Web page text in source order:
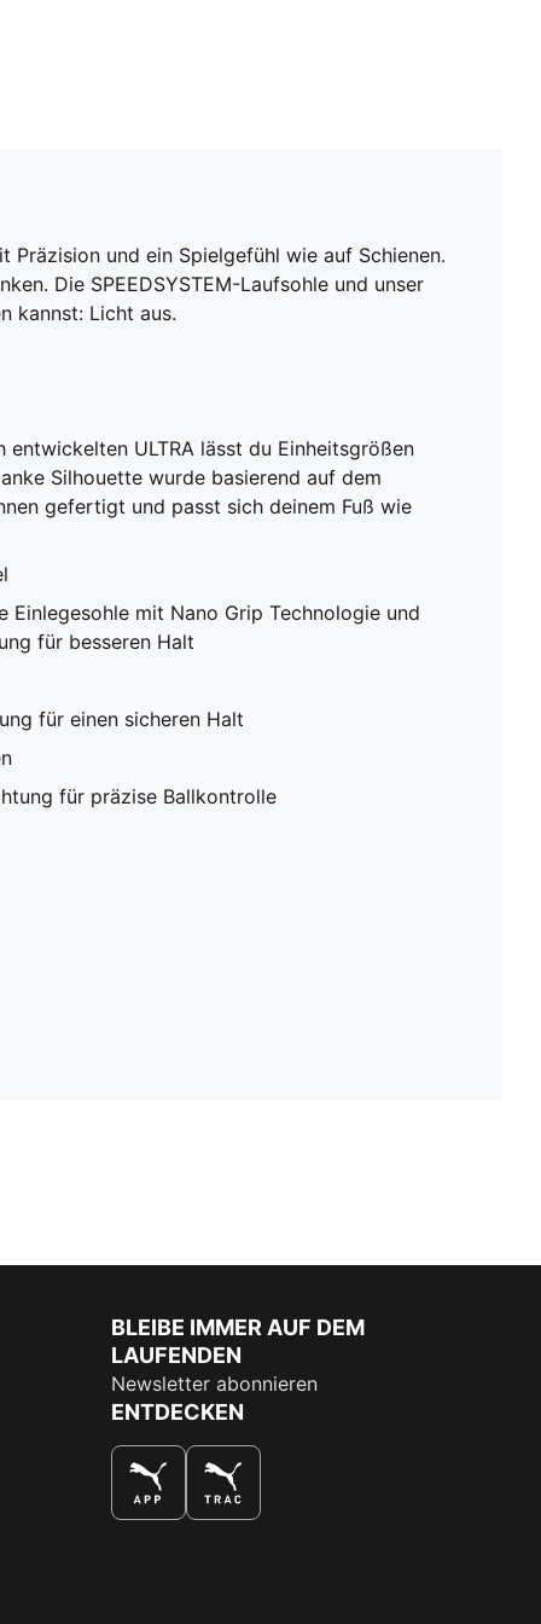
Präzision und ein Spielgefühl wie auf Schienen.
Die SPEEDSYSTEM-Laufsohle und unser
kannst: Licht aus.
ULTRA lässt du Einheitsgrößen
Silhouette wurde basierend auf dem
gefertigt und passt sich deinem Fuß wie
Einlegesohle mit Nano Grip Technologie und
für besseren Halt
für einen sicheren Halt
für präzise Ballkontrolle
BLEIBE IMMER AUF DEM
LAUFENDEN
Newsletter abonnieren
ENTDECKEN